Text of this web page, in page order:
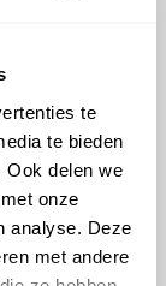
te
te bieden
Ook delen we
onze
analyse. Deze
met andere